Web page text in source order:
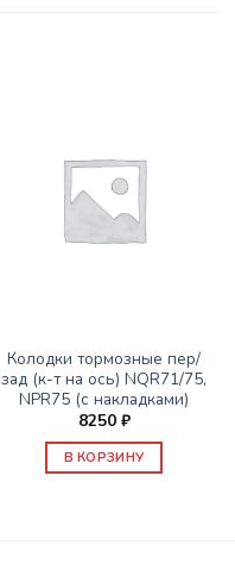
Колодки тормозные пер/
зад (к-т на ось) NQR71/75,
NPR75 (с накладками)
8250 ₽
В КОРЗИНУ